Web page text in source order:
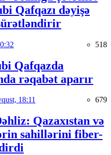
Qafqazı dəyişə
518
Qafqazda
rəqabət aparır
18:11 679
Qazaxıstan və
sahillərini fiber-